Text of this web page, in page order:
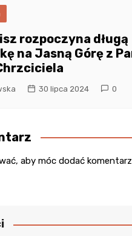
rozpoczyna długą
na Jasną Górę z
30 lipca 2024 0
, aby móc dodać